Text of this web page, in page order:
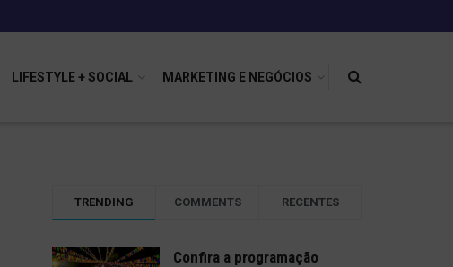
LIFESTYLE + SOCIAL MARKETING E NEGÓCIOS
TRENDING COMMENTS RECENTES
Confira a programação